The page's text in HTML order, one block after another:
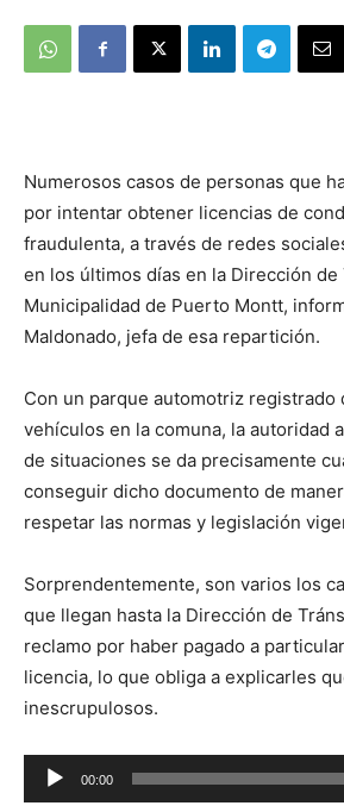
Numerosos casos de personas que
por intentar obtener licencias de
fraudulenta, a través de redes
en los últimos días en la Dirección de
Municipalidad de Puerto Montt,
Maldonado, jefa de esa repartición.
Con un parque automotriz registrado
vehículos en la comuna, la autoridad
de situaciones se da precisamente
conseguir dicho documento de
respetar las normas y legislación
Sorprendentemente, son varios los
que llegan hasta la Dirección de
reclamo por haber pagado a
licencia, lo que obliga a explicarles
inescrupulosos.
Reproductor
de
00:00